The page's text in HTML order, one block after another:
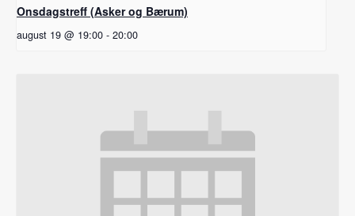
Onsdagstreff (Asker og Bærum)
august 19 @ 19:00 - 20:00